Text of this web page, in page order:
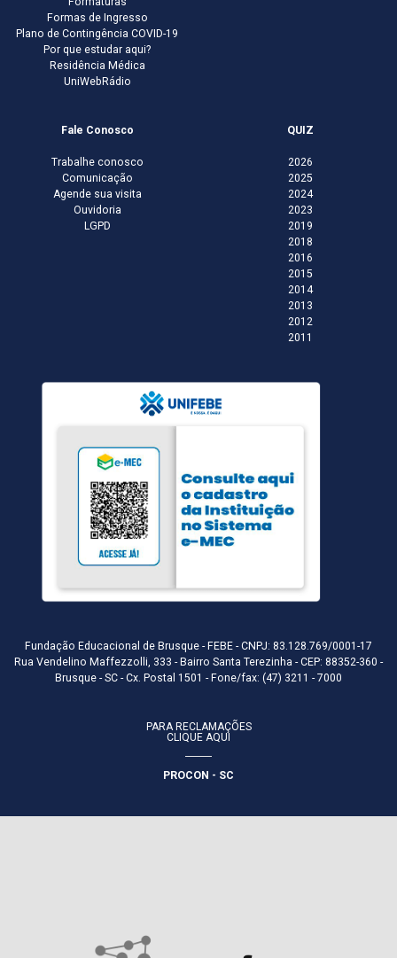
Formas de Ingresso
Plano de Contingência COVID-19
Por que estudar aqui?
Residência Médica
UniWebRádio
Fale Conosco
Trabalhe conosco
Comunicação
Agende sua visita
Ouvidoria
LGPD
QUIZ
2026
2025
2024
2023
2019
2018
2016
2015
2014
2013
2012
2011
Fundação Educacional de Brusque - FEBE - CNPJ: 83.128.769/0001-17
Rua Vendelino Maffezzolli, 333 - Bairro Santa Terezinha - CEP: 88352-360 -
Brusque - SC - Cx. Postal 1501 - Fone/fax: (47) 3211 - 7000
PARA RECLAMAÇÕES
CLIQUE AQUI
PROCON - SC